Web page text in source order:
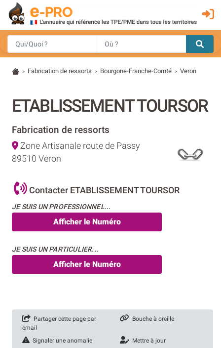
> Fabrication de ressorts > Bourgone-Franche-Comté > Veron
ETABLISSEMENT TOURSOR
Fabrication de ressorts
Zone Artisanale route de Passy
89510 Veron
Contacter ETABLISSEMENT TOURSOR
JE SUIS UN PROFESSIONNEL...
Afficher le Numéro
JE SUIS UN PARTICULIER...
Afficher le Numéro
Partager cette page par
email
Bouche à oreille
Signaler une anomalie Mettre à jour